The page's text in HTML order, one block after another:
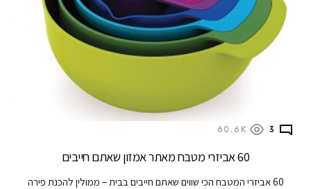
3
60.6K
60 אביזרי מטבח מאתר אמזון שאתם חייבים
60 אביזרי המטבח הכי שווים שאתם חייבים בבית – ממולין להכנת פירה